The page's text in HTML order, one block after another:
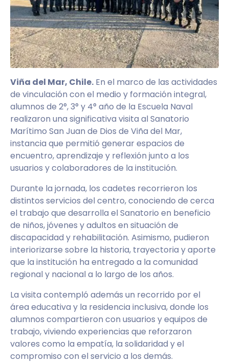
Viña del Mar, Chile. En el marco de las actividades
de vinculación con el medio y formación integral,
alumnos de 2°, 3° y 4° año de la Escuela Naval
realizaron una significativa visita al Sanatorio
Marítimo San Juan de Dios de Viña del Mar,
instancia que permitió generar espacios de
encuentro, aprendizaje y reflexión junto a los
usuarios y colaboradores de la institución.
Durante la jornada, los cadetes recorrieron los
distintos servicios del centro, conociendo de cerca
el trabajo que desarrolla el Sanatorio en beneficio
de niños, jóvenes y adultos en situación de
discapacidad y rehabilitación. Asimismo, pudieron
interiorizarse sobre la historia, trayectoria y aporte
que la institución ha entregado a la comunidad
regional y nacional a lo largo de los años.
La visita contempló además un recorrido por el
área educativa y la residencia inclusiva, donde los
alumnos compartieron con usuarios y equipos de
trabajo, viviendo experiencias que reforzaron
valores como la empatía, la solidaridad y el
compromiso con el servicio a los demás.